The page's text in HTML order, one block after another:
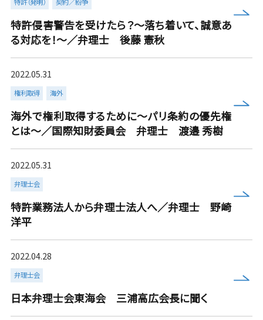
特許侵害警告を受けたら？～落ち着いて、誠意あ
る対応を！～／弁理士 後藤 憲秋
特許（発明） 契約／紛争
more
海外で権利取得するために～パリ条約の優先権
とは～／国際知財委員会 弁理士 渡邉 秀樹
2022.05.31
権利取得 海外
more
特許業務法人から弁理士法人へ／弁理士 野崎
洋平
2022.05.31
弁理士会
more
日本弁理士会東海会 三浦高広会長に聞く
2022.04.28
弁理士会
more